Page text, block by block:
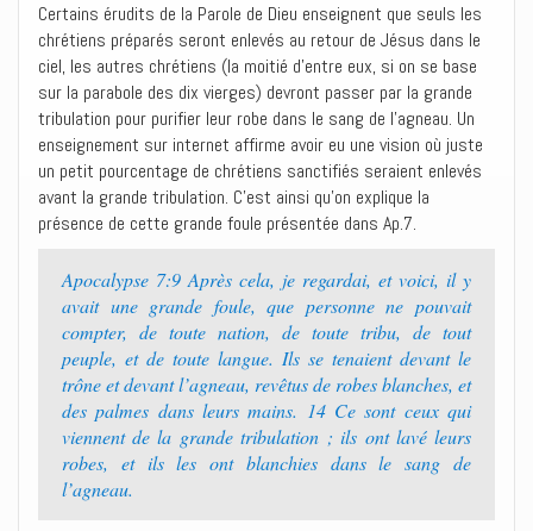
Certains érudits de la Parole de Dieu enseignent que seuls les
chrétiens préparés seront enlevés au retour de Jésus dans le
ciel, les autres chrétiens (la moitié d’entre eux, si on se base
sur la parabole des dix vierges) devront passer par la grande
tribulation pour purifier leur robe dans le sang de l’agneau. Un
enseignement sur internet affirme avoir eu une vision où juste
un petit pourcentage de chrétiens sanctifiés seraient enlevés
avant la grande tribulation. C’est ainsi qu’on explique la
présence de cette grande foule présentée dans Ap.7.
Apocalypse 7:9 Après cela, je regardai, et voici, il y
avait une grande foule, que personne ne pouvait
compter, de toute nation, de toute tribu, de tout
peuple, et de toute langue. Ils se tenaient devant le
trône et devant l’agneau, revêtus de robes blanches, et
des palmes dans leurs mains. 14 Ce sont ceux qui
viennent de la grande tribulation ; ils ont lavé leurs
robes, et ils les ont blanchies dans le sang de
l’agneau.